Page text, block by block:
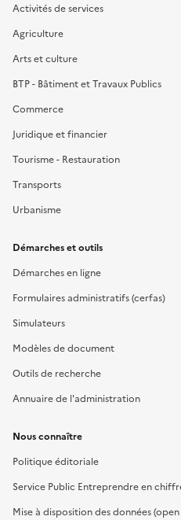
Activités de services
Agriculture
Arts et culture
BTP - Bâtiment et Travaux Publics
Commerce
Juridique et financier
Tourisme - Restauration
Transports
Urbanisme
Démarches et outils
Démarches en ligne
Formulaires administratifs (cerfas)
Simulateurs
Modèles de document
Outils de recherche
Annuaire de l'administration
Nous connaître
Politique éditoriale
Service Public Entreprendre en
Mise à disposition des données